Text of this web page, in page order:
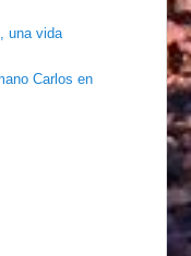
una vida
Carlos en